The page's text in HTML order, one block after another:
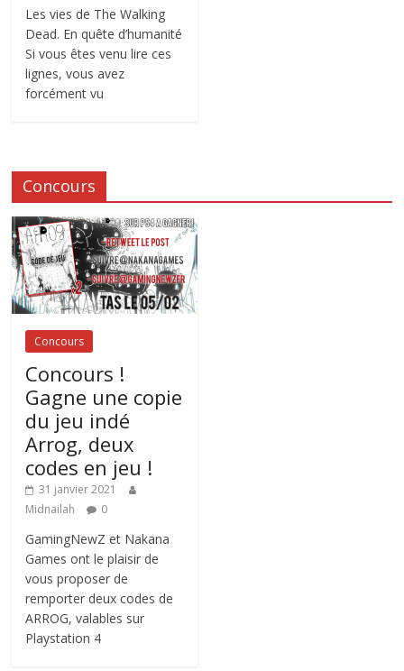
Les vies de The Walking
Dead. En quête d’humanité
Si vous êtes venu lire ces
lignes, vous avez
forcément vu
Concours
Concours
Concours !
Gagne une copie
du jeu indé
Arrog, deux
codes en jeu !
31 janvier 2021
Midnailah
0
GamingNewZ et Nakana
Games ont le plaisir de
vous proposer de
remporter deux codes de
ARROG, valables sur
Playstation 4